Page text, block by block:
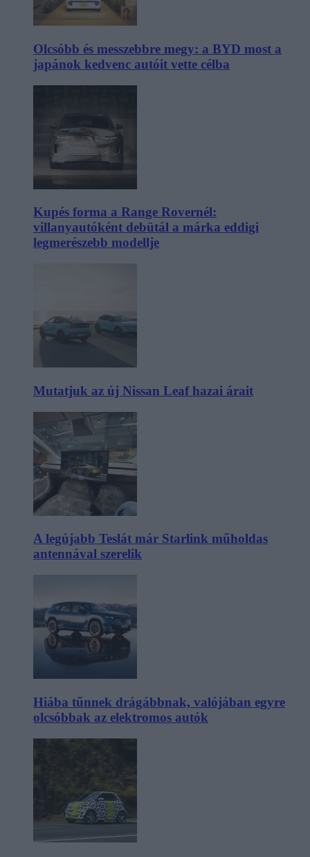
Olcsóbb és messzebbre megy: a BYD most a
japánok kedvenc autóit vette célba
Kupés forma a Range Rovernél:
villanyautóként debütál a márka eddigi
legmerészebb modellje
Mutatjuk az új Nissan Leaf hazai árait
A legújabb Teslát már Starlink műholdas
antennával szerelik
Hiába tűnnek drágábbnak, valójában egyre
olcsóbbak az elektromos autók